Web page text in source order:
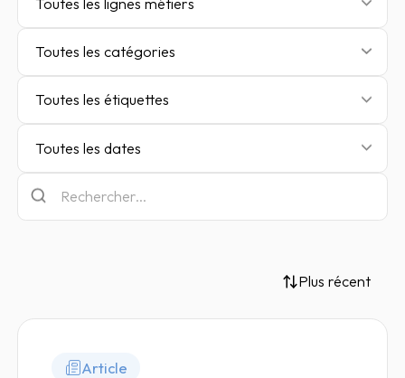
Toutes les catégories
Toutes les étiquettes
Toutes les dates
Plus récent
Article